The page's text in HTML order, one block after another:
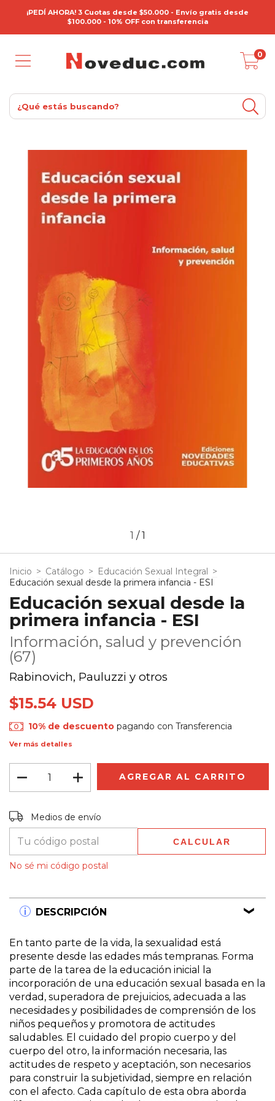
¡PEDÍ AHORA! 3 Cuotas desde $50.000 - Envío gratis desde
$100.000 - 10% OFF con transferencia
0
1 /1
Inicio > Catálogo > Educación Sexual Integral >
Educación sexual desde la primera infancia - ESI
Educación sexual desde la
primera infancia - ESI
Información, salud y prevención
(67)
Rabinovich, Pauluzzi y otros
$15.54 USD
10% de descuento pagando con Transferencia
Ver más detalles
Entregas para el CP:
Medios de envío
CALCULAR
No sé mi código postal
DESCRIPCIÓN
En tanto parte de la vida, la sexualidad está
presente desde las edades más tempranas. Forma
parte de la tarea de la educación inicial la
incorporación de una educación sexual basada en la
verdad, superadora de prejuicios, adecuada a las
necesidades y posibilidades de comprensión de los
niños pequeños y promotora de actitudes
saludables. El cuidado del propio cuerpo y del
cuerpo del otro, la información necesaria, las
actitudes de respeto y aceptación, son necesarios
para construir la subjetividad, siempre en relación
con el afecto. Cada capítulo de esta obra aborda